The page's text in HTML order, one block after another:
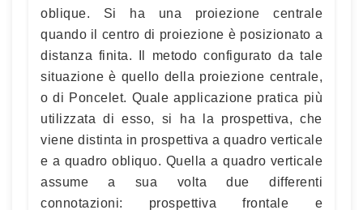
oblique. Si ha una proiezione centrale
quando il centro di proiezione è posizionato a
distanza finita. Il metodo configurato da tale
situazione è quello della proiezione centrale,
o di Poncelet. Quale applicazione pratica più
utilizzata di esso, si ha la prospettiva, che
viene distinta in prospettiva a quadro verticale
e a quadro obliquo. Quella a quadro verticale
assume a sua volta due differenti
connotazioni: prospettiva frontale e